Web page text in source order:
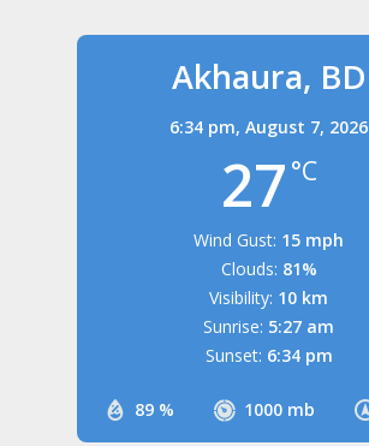
Akhaura, BD
6:34 pm,August 7, 2026
27 °C
89 % 1000 mb
Wind Gust: 15 mph
Clouds: 81%
Visibility: 10 km
Sunrise: 5:27 am
Sunset: 6:34 pm